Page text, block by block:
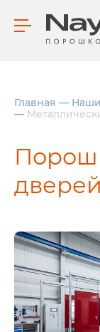
Главная —
—
дверей